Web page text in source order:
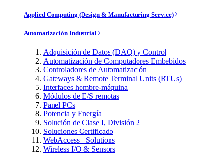
Applied Computing (Design & Manufacturing Service)
Automatización Industrial
Adquisición de Datos (DAQ) y Control
Automatización de Computadores Embebidos
Controladores de Automatización
Gateways & Remote Terminal Units (RTUs)
Interfaces hombre-máquina
Módulos de E/S remotas
Panel PCs
Potencia y Energía
Solución de Clase I, División 2
Soluciones Certificado
WebAccess+ Solutions
Wireless I/O & Sensors